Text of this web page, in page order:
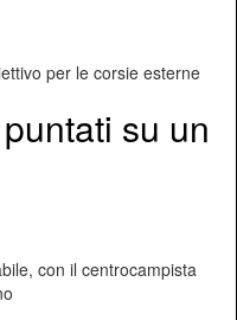
per le corsie esterne
su un
con il centrocampista